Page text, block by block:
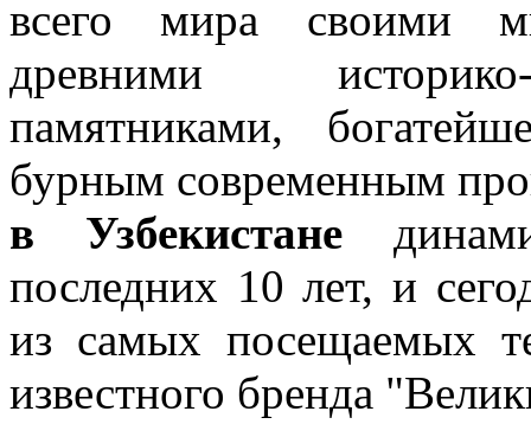
всего мира своими
древними историко-
памятниками,
бурным современным
в Узбекистане
последних 10 лет, и
из самых посещаемых
известного бренда